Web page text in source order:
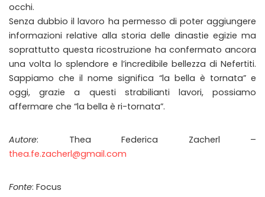
occhi.
Senza dubbio il lavoro ha permesso di poter aggiungere
informazioni relative alla storia delle dinastie egizie ma
soprattutto questa ricostruzione ha confermato ancora
una volta lo splendore e l’incredibile bellezza di Nefertiti.
Sappiamo che il nome significa “la bella è tornata” e
oggi, grazie a questi strabilianti lavori, possiamo
affermare che “la bella è ri-tornata”.
Autore: Thea Federica Zacherl –
thea.fe.zacherl@gmail.com
Fonte: Focus